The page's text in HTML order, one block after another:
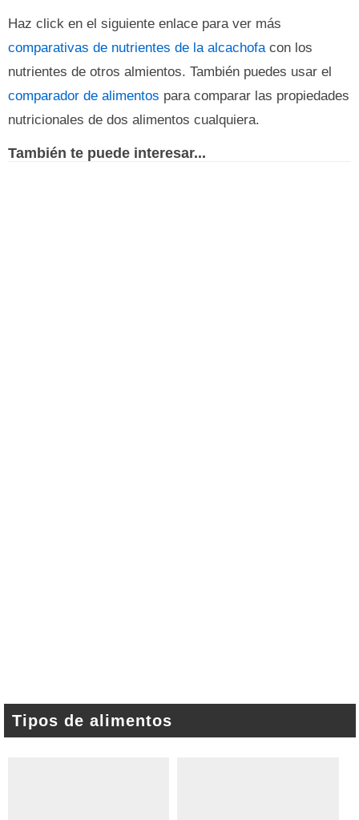
Haz click en el siguiente enlace para ver más
comparativas de nutrientes de la alcachofacon los
nutrientes de otros almientos. También puedes usar el
comparador de alimentos para comparar las propiedades
nutricionales de dos alimentos cualquiera.
También te puede interesar...
Tipos de alimentos